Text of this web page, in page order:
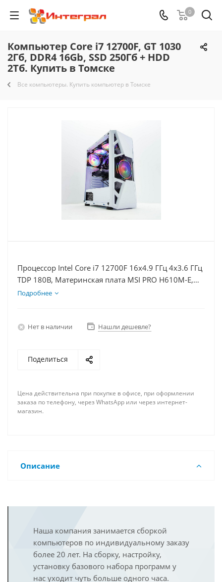
0
Компьютер Core i7 12700F, GT 1030
2Гб, DDR4 16Gb, SSD 250Гб + HDD
2Тб. Купить в Томске
Все компьютеры. Купить компьютер в Томске
Процессор Intel Core i7 12700F 16x4.9 ГГц 4x3.6 ГГц
TDP 180В, Материнская плата MSI PRO H610M-E,
Видеокарта GT 1030 2Гб, Память DDR4 16Gb,
Подробнее
Нет в наличии Нашли дешевле?
Поделиться
Цена действительна при покупке в офисе, при оформлении
заказа по телефону, через WhatsApp или через интернет-
магазин.
Описание
Наша компания занимается сборкой
компьютеров по индивидуальному заказу
более 20 лет. На сборку, настройку,
установку базового набора программ у
нас уходит чуть больше одного часа.